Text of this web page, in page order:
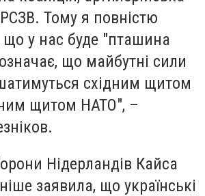
Тому я повністю
що у нас буде "пташина
що майбутні сили
східним щитом
щитом НАТО", –
Нідерландів Кайса
заявила, що українські